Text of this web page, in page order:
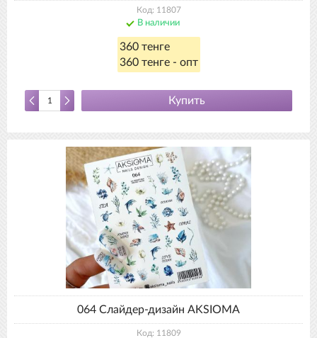
Код: 11807
В наличии
360 тенге
360 тенге - опт
Купить
064 Слайдер-дизайн AKSIOMA
Код: 11809